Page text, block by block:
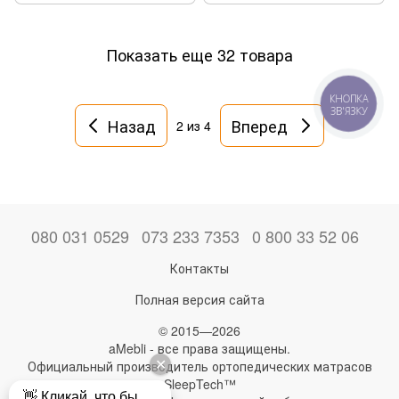
Показать еще 32 товара
Назад 2 из 4 Вперед
080 031 0529 073 233 7353 0 800 33 52 06
Контакты
Полная версия сайта
© 2015—2026
aMebli - все права защищены.
Официальный производитель ортопедических матрасов
SleepTech™
КНОПКА
ЗВ'ЯЗКУ